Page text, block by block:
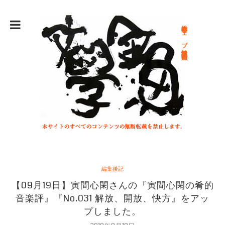
総合文学ウェブ情報誌 文学金魚
編集後記
【09月19日】寅間心閑さんの『寅間心閑の肴的
音楽評』『No.031 解放、開放、快方』をアッ
プしました。